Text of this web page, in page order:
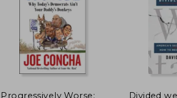
50%
Progressively Worse:
Divided